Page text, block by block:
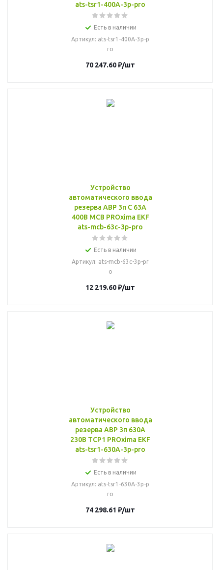
ats-tsr1-400A-3p-pro
Есть в наличии
Артикул: ats-tsr1-400A-3p-p
ro
70 247.60₽/шт
Устройство
автоматического ввода
резерва АВР 3п C 63А
400В MCB PROxima EKF
ats-mcb-63c-3p-pro
Есть в наличии
Артикул: ats-mcb-63c-3p-pr
o
12 219.60₽/шт
Устройство
автоматического ввода
резерва АВР 3п 630А
230В ТСР1 PROxima EKF
ats-tsr1-630A-3p-pro
Есть в наличии
Артикул: ats-tsr1-630A-3p-p
ro
74 298.61 ₽/шт